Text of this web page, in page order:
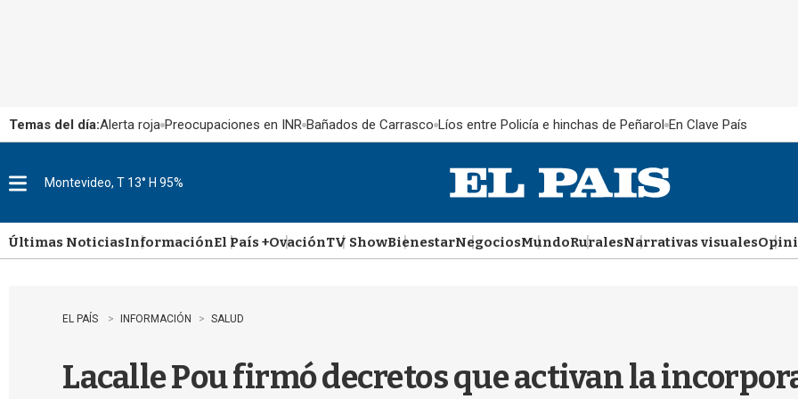
Temas del día:Alerta roja Preocupaciones en INR Bañados de Carrasco Líos entre Policía e hinchas de Peñarol En Clave País
u
Montevideo, T 13° H 95%
Últimas NoticiasInformaciónEl País +OvaciónTV ShowBienestarNegociosMundoRuralesNarrativas visuales
EL PAÍS INFORMACIÓN SALUD
Lacalle Pou firmó decretos que activan la